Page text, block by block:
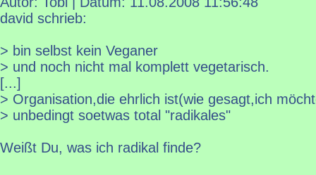
david schrieb:
> bin selbst kein Veganer
> und noch nicht mal komplett vegetarisch.
[...]
> Organisation,die ehrlich ist(wie gesagt,ich
> unbedingt soetwas total "radikales"
Weißt Du, was ich radikal finde?